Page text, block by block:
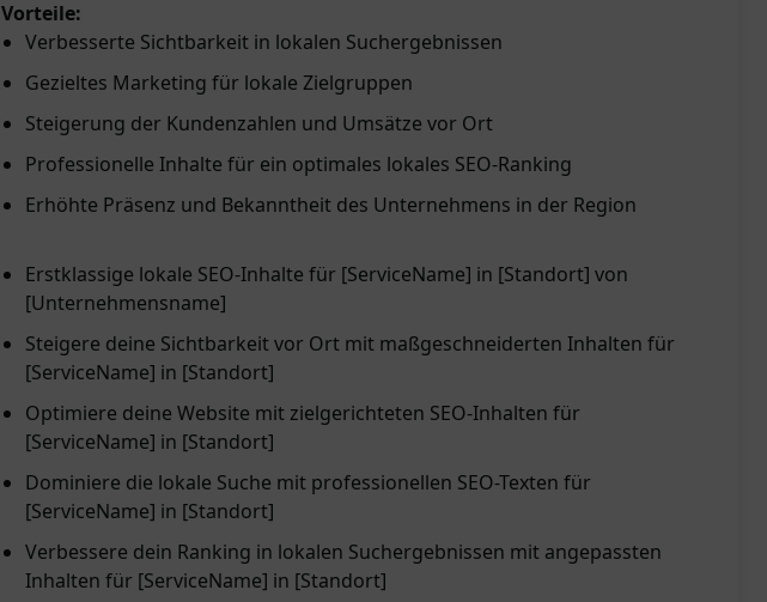
Vorteile:
Verbesserte Sichtbarkeit in lokalen Suchergebnissen
Gezieltes Marketing für lokale Zielgruppen
Steigerung der Kundenzahlen und Umsätze vor Ort
Professionelle Inhalte für ein optimales lokales SEO-Ranking
Erhöhte Präsenz und Bekanntheit des Unternehmens in der Region
Erstklassige lokale SEO-Inhalte für [ServiceName] in [Standort] von
[Unternehmensname]
Steigere deine Sichtbarkeit vor Ort mit maßgeschneiderten Inhalten für
[ServiceName] in [Standort]
Optimiere deine Website mit zielgerichteten SEO-Inhalten für
[ServiceName] in [Standort]
Dominiere die lokale Suche mit professionellen SEO-Texten für
[ServiceName] in [Standort]
Verbessere dein Ranking in lokalen Suchergebnissen mit angepassten
Inhalten für [ServiceName] in [Standort]